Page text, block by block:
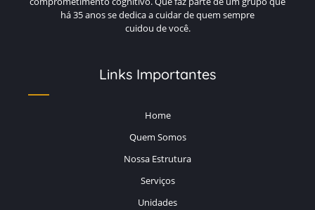
PREÇOS DE CASAS DE REPOUSO PARA IDOSOS
PREÇOS DE RESIDENCIAIS PARA IDOSOS
RESIDENCIAL PARA IDOSOS SANTO ANDRE
VALOR DE ASILO PARA IDOSOS
há 35 anos se dedica a cuidar de quem sempre
cuidou de você.
Links Importantes
Home
Quem Somos
Nossa Estrutura
Serviços
Unidades